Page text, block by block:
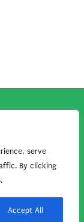
serve
By clicking
Accept All
idonei.
in questo sito
per gli amanti